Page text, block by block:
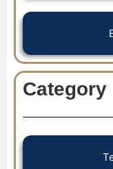
Category